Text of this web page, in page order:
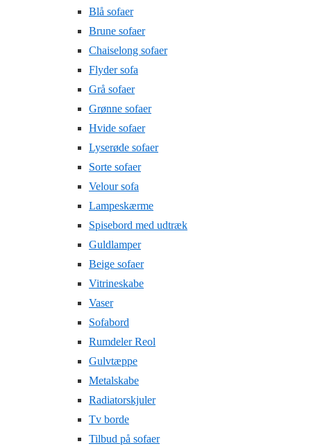
Blå sofaer
Brune sofaer
Chaiselong sofaer
Flyder sofa
Grå sofaer
Grønne sofaer
Hvide sofaer
Lyserøde sofaer
Sorte sofaer
Velour sofa
Lampeskærme
Spisebord med udtræk
Guldlamper
Beige sofaer
Vitrineskabe
Vaser
Sofabord
Rumdeler Reol
Gulvtæppe
Metalskabe
Radiatorskjuler
Tv borde
Tilbud på sofaer